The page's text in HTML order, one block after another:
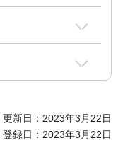
更新日：2023年3月22日
登録日：2023年3月22日